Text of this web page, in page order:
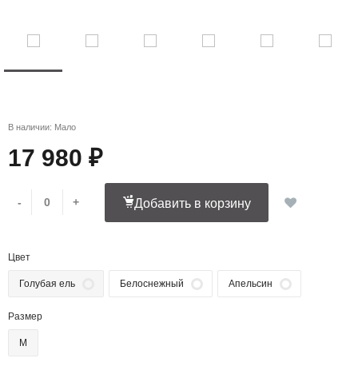
В наличии: Мало
17 980 ₽
- + Добавить в корзину
Цвет
Голубая ель Белоснежный Апельсин
Размер
M